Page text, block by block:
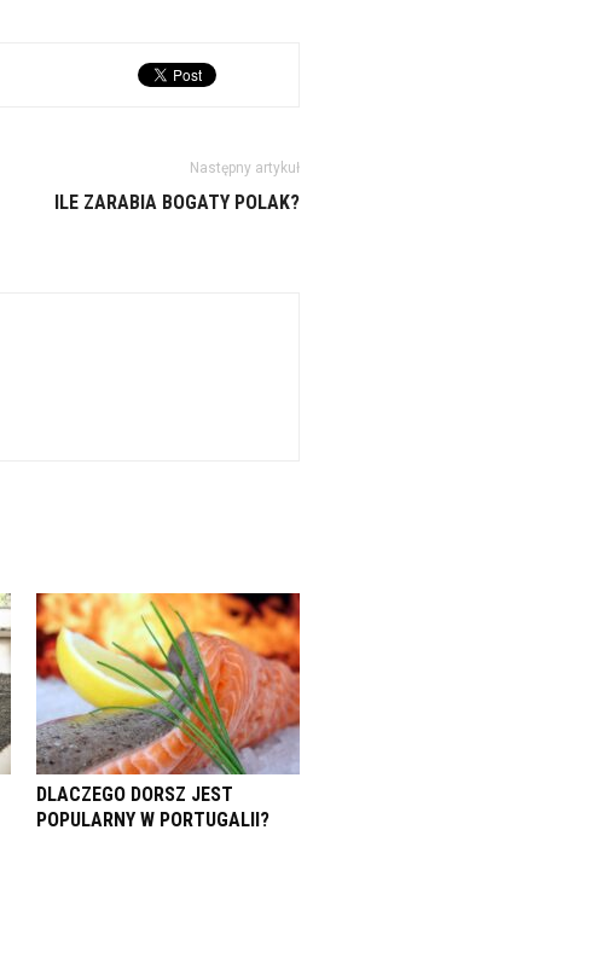
Następny artykuł
ILE ZARABIA BOGATY POLAK?
DLACZEGO DORSZ JEST
POPULARNY W PORTUGALII?